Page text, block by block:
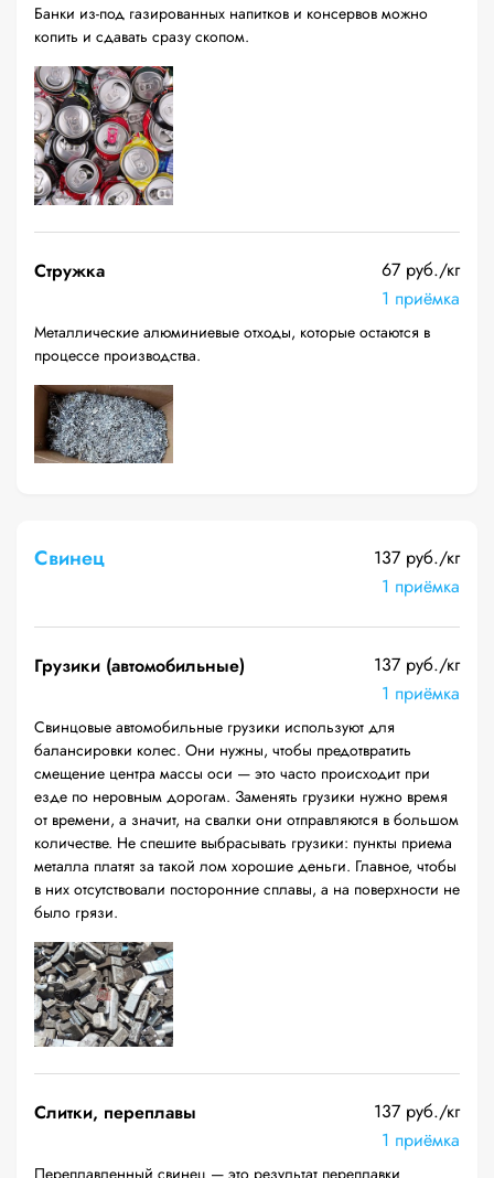
Банки из-под газированных напитков и консервов можно
копить и сдавать сразу скопом.
Стружка
67 руб./кг
1 приёмка
Металлические алюминиевые отходы, которые остаются в
процессе производства.
Свинец
137 руб./кг
1 приёмка
Грузики (автомобильные)
137 руб./кг
1 приёмка
Свинцовые автомобильные грузики используют для
балансировки колес. Они нужны, чтобы предотвратить
смещение центра массы оси — это часто происходит при
езде по неровным дорогам. Заменять грузики нужно время
от времени, а значит, на свалки они отправляются в большом
количестве. Не спешите выбрасывать грузики: пункты приема
металла платят за такой лом хорошие деньги. Главное, чтобы
в них отсутствовали посторонние сплавы, а на поверхности не
было грязи.
Слитки, переплавы
137 руб./кг
1 приёмка
Переплавленный свинец — это результат переплавки